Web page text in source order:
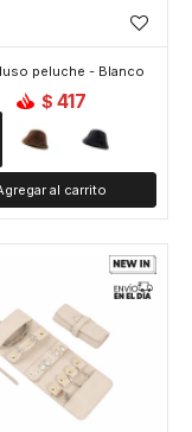
peluche - Blanco
$ 417